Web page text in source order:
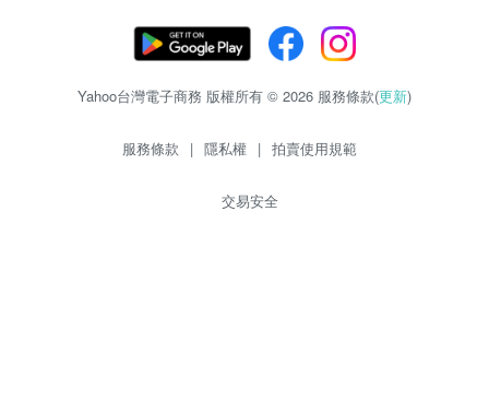
Yahoo台灣電子商務 版權所有 © 2026 服務條款(更新)
服務條款 | 隱私權 | 拍賣使用規範
交易安全